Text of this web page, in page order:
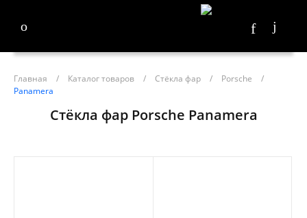
Главная / Каталог товаров / Стёкла фар / Porsche
/
Panamera
Стёкла фар Porsche Panamera